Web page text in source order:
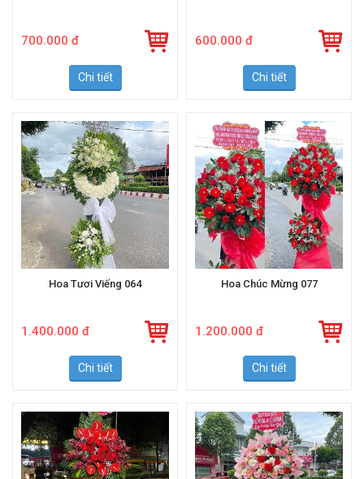
700.000 đ
Chi tiết
600.000 đ
Chi tiết
Hoa Tươi Viếng 064
1.400.000 đ
Chi tiết
Hoa Chúc Mừng 077
1.200.000 đ
Chi tiết